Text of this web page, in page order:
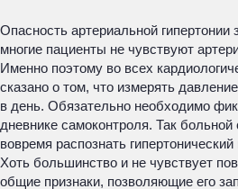
Опасность артериальной гипертонии
многие пациенты не чувствуют
Именно поэтому во всех
сказано о том, что измерять
в день. Обязательно необходимо
дневнике самоконтроля. Так
вовремя распознать гипертонический
Хоть большинство и не чувствует
общие признаки, позволяющие его